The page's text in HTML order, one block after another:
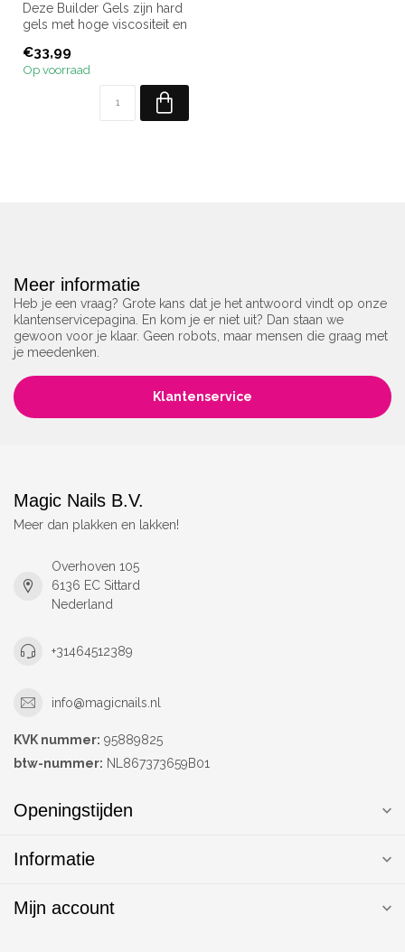
Deze Builder Gels zijn hard
gels met hoge viscositeit en
€33,99
Op voorraad
Meer informatie
Heb je een vraag? Grote kans dat je het antwoord vindt op onze
klantenservicepagina. En kom je er niet uit? Dan staan we
gewoon voor je klaar. Geen robots, maar mensen die graag met
je meedenken.
Klantenservice
Magic Nails B.V.
Meer dan plakken en lakken!
Overhoven 105
6136 EC Sittard
Nederland
+31464512389
info@magicnails.nl
KVK nummer: 95889825
btw-nummer: NL867373659B01
Openingstijden
Informatie
Mijn account